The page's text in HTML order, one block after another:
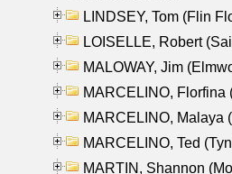
LINDSEY, Tom (Flin
LOISELLE, Robert
MALOWAY, Jim
MARCELINO, Florfina
MARCELINO, Malaya
MARCELINO, Ted
MARTIN, Shannon